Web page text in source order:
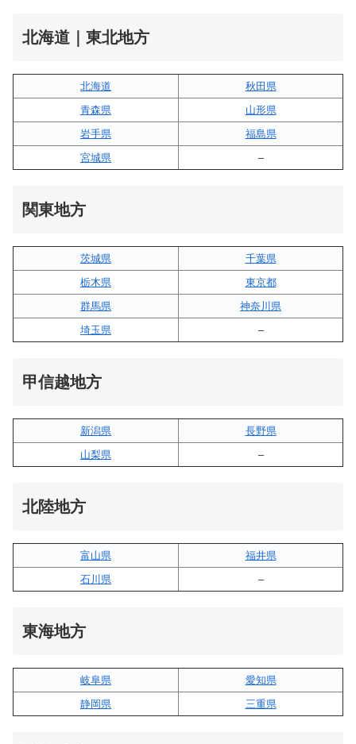
北海道｜東北地方
北海道
秋田県
青森県
山形県
岩手県
福島県
宮城県
–
関東地方
茨城県
千葉県
栃木県
東京都
群馬県
神奈川県
埼玉県
–
甲信越地方
新潟県
長野県
山梨県
–
北陸地方
富山県
福井県
石川県
–
東海地方
岐阜県
愛知県
静岡県
三重県